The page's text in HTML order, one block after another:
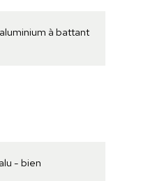
à battant
- bien